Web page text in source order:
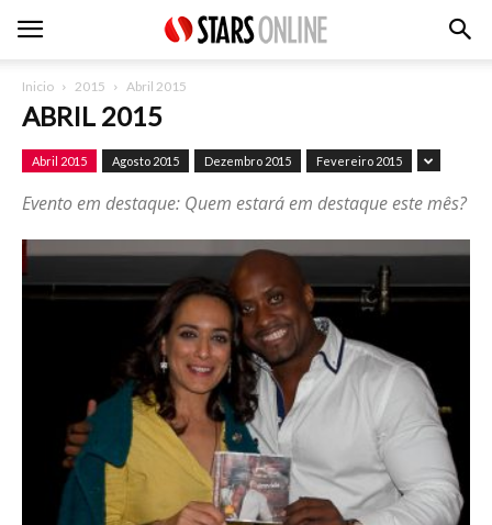
Inicio 2015 Abril 2015
ABRIL 2015
Abril 2015 Agosto 2015 Dezembro 2015 Fevereiro 2015
Evento em destaque: Quem estará em destaque este mês?